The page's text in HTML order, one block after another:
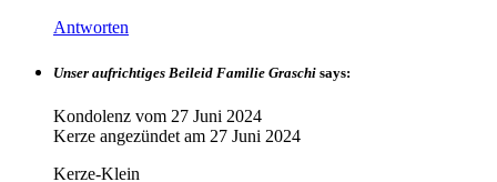
Antworten
Unser aufrichtiges Beileid Familie Graschi says:
Kondolenz vom 27 Juni 2024
Kerze angezündet am 27 Juni 2024
Kerze-Klein